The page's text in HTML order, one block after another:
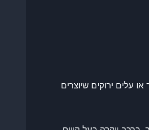
עלים ירוקים שיוצרים